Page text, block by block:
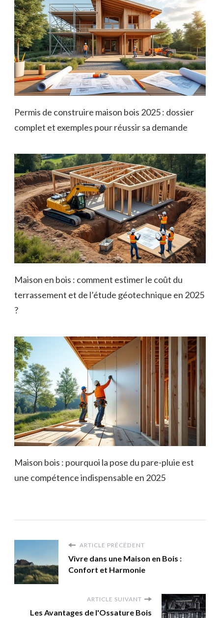
Permis de construire maison bois 2025 : dossier
complet et exemples pour réussir sa demande
Maison en bois : comment estimer le coût du
terrassement et de l’étude géotechnique en 2025
?
Maison bois : pourquoi la pose du pare-pluie est
une compétence indispensable en 2025
ARTICLE PRÉCÉDENT
Vivre dans une Maison en Bois :
Confort et Harmonie
ARTICLE SUIVANT
Les Avantages de l'Ossature Bois